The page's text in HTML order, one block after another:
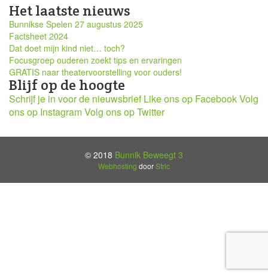
Het laatste nieuws
Bunnikse Spelen 27 augustus 2025
Factsheet 2024
Dat doet mijn kind niet… toch?
Focusgroep ouderen zoekt tips en ervaringen
GRATIS naar theatervoorstelling voor ouders!
Blijf op de hoogte
Schrijf je in voor de nieuwsbrief Like ons op FacebookVolg
ons op InstagramVolg ons op Twitter
© 2018 Bunnik Beweegt 3
Webhosting doorStric